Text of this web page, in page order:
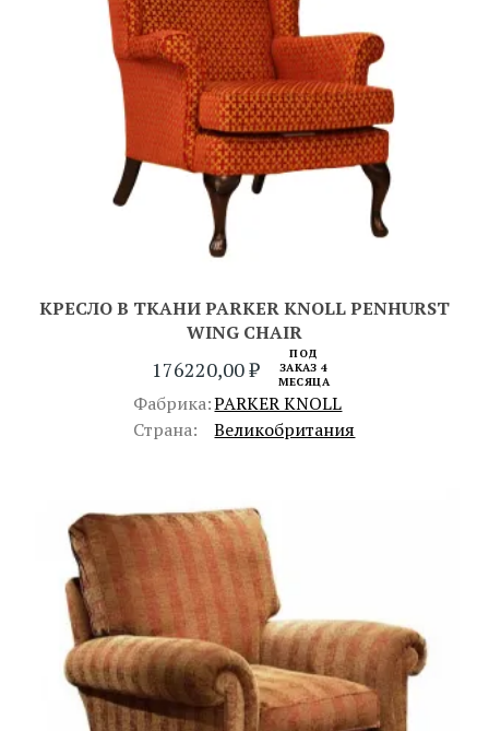
КРЕСЛО В ТКАНИ PARKER KNOLL PENHURST
WING CHAIR
176220,00₽
ПОД
ЗАКАЗ 4
МЕСЯЦА
Фабрика:PARKER KNOLL
Страна:
Великобритания